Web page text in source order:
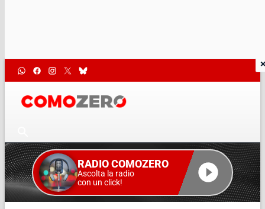
RADIO COMOZERO
Ascolta la radio
con un click!